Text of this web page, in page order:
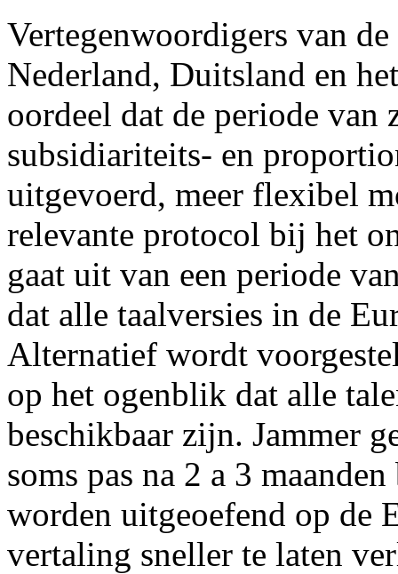
Vertegenwoordigers van
Nederland, Duitsland en
oordeel dat de periode van
subsidiariteits- en
uitgevoerd, meer flexibel
relevante protocol bij het
gaat uit van een periode
dat alle taalversies in de
Alternatief wordt
op het ogenblik dat alle
beschikbaar zijn. Jammer
soms pas na 2 a 3
worden uitgeoefend op de
vertaling sneller te laten